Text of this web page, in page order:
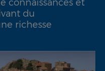
du
richesse